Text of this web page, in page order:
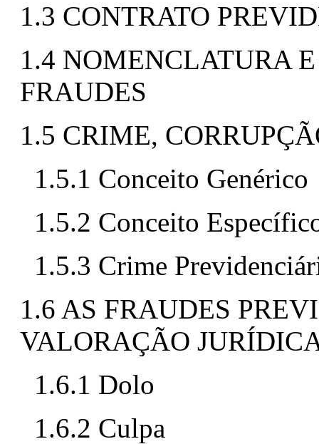
1.3 CONTRATO
1.4 NOMENCLATURA
FRAUDES
1.5 CRIME,
1.5.1 Conceito Genérico
1.5.2 Conceito
1.5.3 Crime
1.6 AS FRAUDES
VALORAÇÃO
1.6.1 Dolo
1.6.2 Culpa